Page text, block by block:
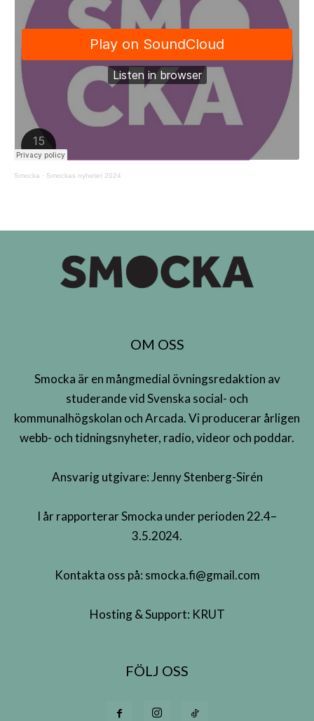
Smocka · Smockas nyheter 2024
OM OSS
Smocka är en mångmedial övningsredaktion av
studerande vid Svenska social- och
kommunalhögskolan och Arcada. Vi producerar årligen
webb- och tidningsnyheter, radio, videor och poddar.
Ansvarig utgivare: Jenny Stenberg-Sirén
I år rapporterar Smocka under perioden 22.4–
3.5.2024.
Kontakta oss på: smocka.fi@gmail.com
Hosting & Support: KRUT
FÖLJ OSS